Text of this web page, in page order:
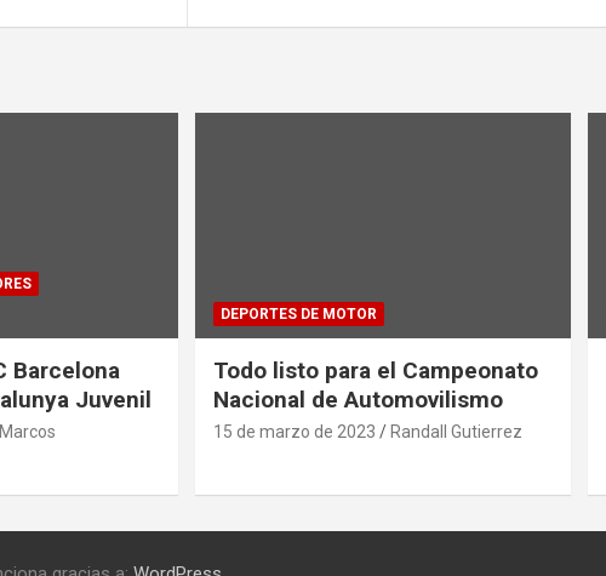
Barcelona
Juvenil
Marcos
DEPORTES DE MOTOR
Todo listo para el Campeonato
Nacional de Automovilismo
15 de marzo de 2023 Randall Gutierrez